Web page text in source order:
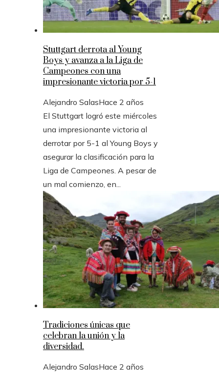
Stuttgart derrota al Young
Boys y avanza a la Liga de
Campeones con una
impresionante victoria por 5-1
Alejandro SalasHace 2 años
El Stuttgart logró este miércoles
una impresionante victoria al
derrotar por 5-1 al Young Boys y
asegurar la clasificación para la
Liga de Campeones. A pesar de
un mal comienzo, en...
Tradiciones únicas que
celebran la unión y la
diversidad.
Alejandro SalasHace 2 años